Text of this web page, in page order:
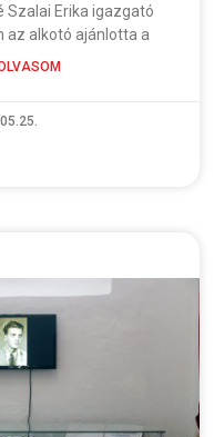
Erika igazgató
az alkotó ajánlotta a